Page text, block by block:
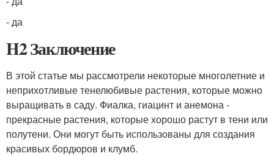
- да
H2 Заключение
В этой статье мы рассмотрели некоторые многолетние и
неприхотливые тенелюбивые растения, которые можно
выращивать в саду. Фиалка, гиацинт и анемона -
прекрасные растения, которые хорошо растут в тени или
полутени. Они могут быть использованы для создания
красивых бордюров и клумб.